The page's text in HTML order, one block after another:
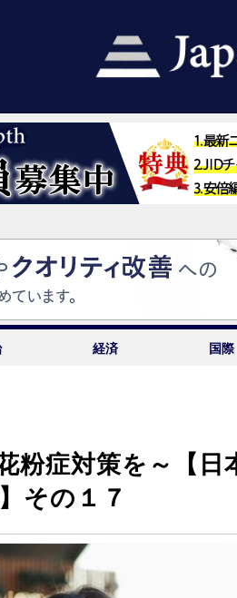
経済 国際
粉症対策を～【
その１７